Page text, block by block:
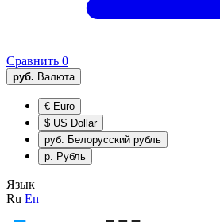
Сравнить 0
руб. Валюта
€ Euro
$ US Dollar
руб. Белорусский рубль
р. Рубль
Язык
Ru En